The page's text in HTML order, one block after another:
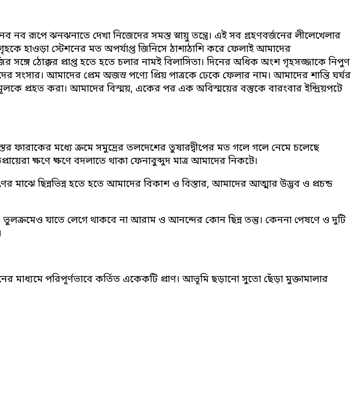
রূপে ঝনঝনাতে দেখা নিজেদের সমস্ত স্নায়ু তন্ত্রে। এই সব গ্রহণবর্জনের লীলেখেলার
হাওড়া স্টেশনের মত অপর্যাপ্ত জিনিসে ঠাশাঠাশি করে ফেলাই আমাদের
সঙ্গে ঠোক্কর প্রাপ্ত হতে হতে চলার নামই বিলাসিতা। দিনের অধিক অংশ গৃহসজ্জাকে নিপুণ
সংসার। আমাদের প্রেম অজস্র পণ্যে প্রিয় পাত্রকে ঢেকে ফেলার নাম। আমাদের শান্তি ঘর্ঘর
প্রহত করা। আমাদের বিস্ময়, একের পর এক অবিস্ময়ের বস্তুকে বারংবার ইন্দ্রিয়পটে
ফারাকের মধ্যে ক্রমে সমুদ্রের তলদেশের তুষারদ্বীপের মত গলে গলে নেমে চলেছে
ক্ষণে ক্ষণে বদলাতে থাকা ফেনাবুব্দুদ মাত্র আমাদের নিকটে।
মাঝে ছিন্নভিন্ন হতে হতে আমাদের বিকাশ ও বিস্তার, আমাদের আত্মার উদ্ভব ও প্রচন্ড
যাতে লেগে থাকবে না আরাম ও আনন্দের কোন ছিন্ন তন্তু। কেননা পেষণে ও দুটি
পরিপূর্ণভাবে কর্তিত একেকটি প্রাণ। আভূমি ছড়ানো সুতো ছেঁড়া মুক্তামালার